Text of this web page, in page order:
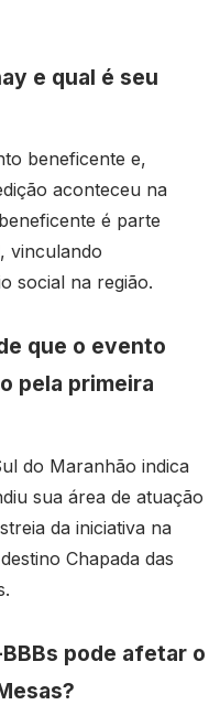
e qual é seu
beneficente e,
aconteceu na
é parte
vinculando
social na região.
que o evento
pela primeira
do Maranhão indica
sua área de atuação
da iniciativa na
Chapada das
pode afetar o